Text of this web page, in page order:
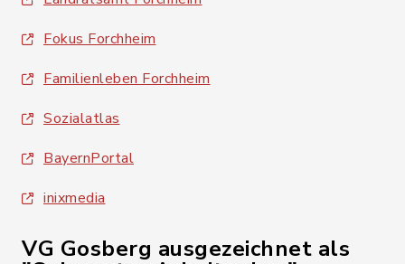
Fokus Forchheim
Familienleben Forchheim
Sozialatlas
BayernPortal
inixmedia
VG Gosberg ausgezeichnet als